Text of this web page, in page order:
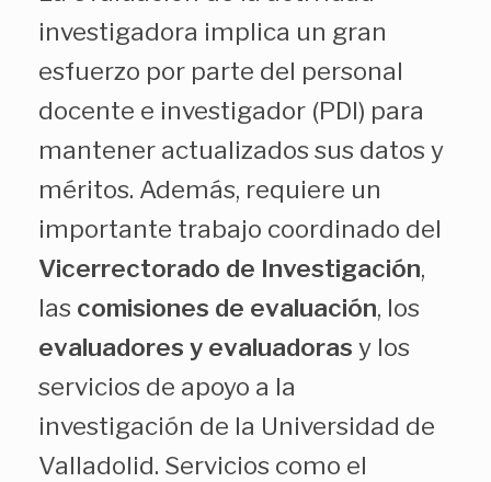
investigadora implica un gran
esfuerzo por parte del personal
docente e investigador (PDI) para
mantener actualizados sus datos y
méritos. Además, requiere un
importante trabajo coordinado del
Vicerrectorado de Investigación,
las comisiones de evaluación, los
evaluadores y evaluadoras y los
servicios de apoyo a la
investigación de la Universidad de
Valladolid. Servicios como el